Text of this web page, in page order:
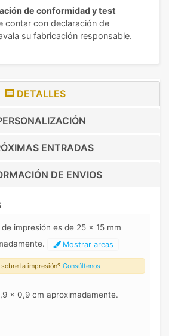
de conformidad y test
contar con declaración de
su fabricación responsable.
DETALLES
ENTRADAS
DE ENVIOS
de impresión es de 25 x 15 mm
Mostrar areas
sobre la impresión? Consúltenos
x 0,9 cm aproximadamente.